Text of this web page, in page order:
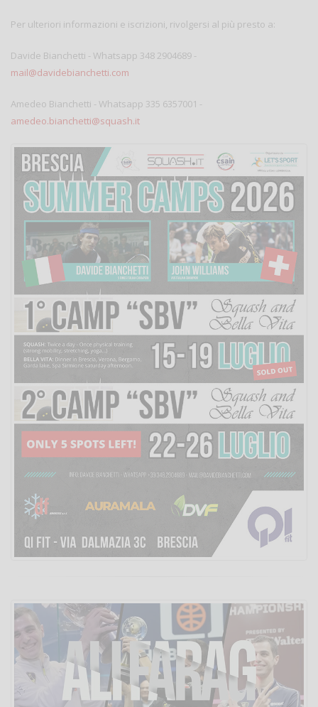
Per ulteriori informazioni e iscrizioni, rivolgersi al più presto a:
Davide Bianchetti - Whatsapp 348 2904689 -
mail@davidebianchetti.com
Amedeo Bianchetti - Whatsapp 335 6357001 -
amedeo.bianchetti@squash.it